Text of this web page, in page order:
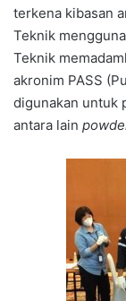
terkena kibasan
Teknik
Teknik
akronim PASS
digunakan untuk
antara lain